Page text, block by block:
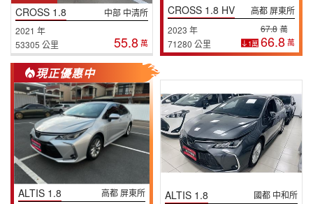
CROSS 1.8
中部 中清所
2021 年
53305 公里
55.8 萬
CROSS 1.8 HV
高都 屏東所
2023 年
71280 公里
1萬
67.8 萬
66.8 萬
現正優惠中
ALTIS 1.8
高都 屏東所
ALTIS 1.8
國都 中和所